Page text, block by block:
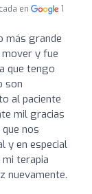
en
1
más grande
y fue
que tengo
son
al paciente
mil gracias
nos
y en especial
terapia
nuevamente.